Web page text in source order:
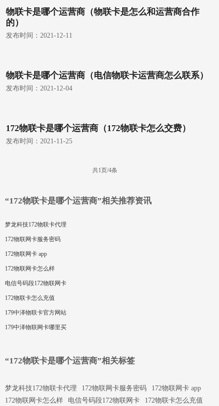
物联卡是哪个运营商（物联卡是怎么和运营商合作
的）
发布时间： 2021-12-11
物联卡是哪个运营商（电信物联卡运营商怎么联系）
发布时间： 2021-12-04
172物联卡是哪个运营商（172物联卡怎么交费）
发布时间： 2021-11-25
共1页/4条
“172物联卡是哪个运营商”相关推荐资讯
梦龙科技172物联卡代理
172物联网卡服务密码
172物联网卡 app
172物联网卡怎么样
电信号码段172物联网卡
172物联卡怎么充值
179中泽物联卡官方网站
179中泽物联网卡哪里买
“172物联卡是哪个运营商”相关标签
梦龙科技172物联卡代理 172物联网卡服务密码
172物联网卡 app
172物联网卡怎么样
电信号码段172物联网卡 172物联卡怎么充值